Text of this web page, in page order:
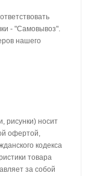
- "Самовывоз".
нашего
рисунки) носит
офертой,
кодекса
товара
за собой